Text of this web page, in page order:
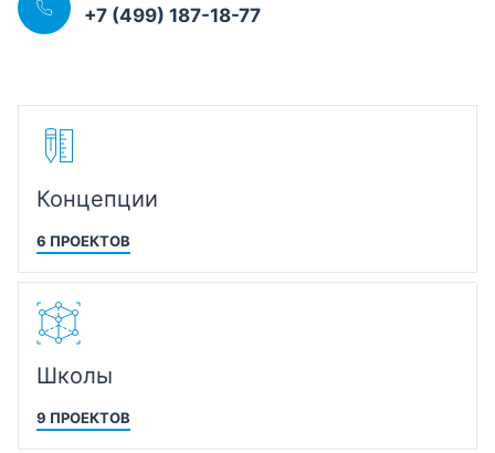
+7 (499) 187-18-77
Концепции
6 ПРОЕКТОВ
Школы
9 ПРОЕКТОВ